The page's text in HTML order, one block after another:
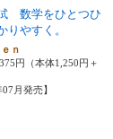
数学をひとつひ
りやすく。
ｅｎ
円（本体1,250円＋
07月発売】